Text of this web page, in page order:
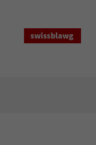
springen